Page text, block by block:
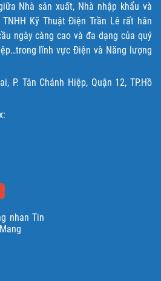
Nhà sản xuất, Nhà nhập khẩu và
Kỹ Thuật Điện Trần Lê rất hân
ngày càng cao và đa dạng của quý
lĩnh vực Điện và Năng lượng
P. Tân Chánh Hiệp, Quận 12, TP.Hồ